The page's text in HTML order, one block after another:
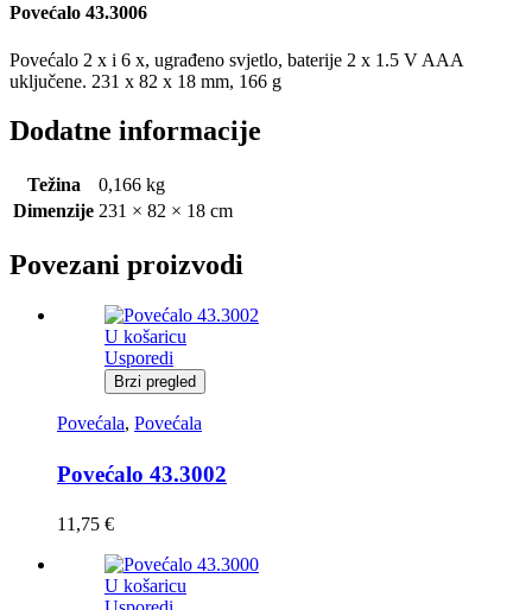
Povećalo 43.3006
Povećalo 2 x i 6 x, ugrađeno svjetlo, baterije 2 x 1.5 V AAA
uključene. 231 x 82 x 18 mm, 166 g
Dodatne informacije
Težina
0,166 kg
Dimenzije 231 × 82 × 18 cm
Povezani proizvodi
U košaricu
Usporedi
Brzi pregled
Povećala, Povećala
Povećalo 43.3002
11,75 €
U košaricu